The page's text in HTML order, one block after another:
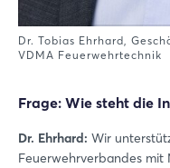
Dr. Tobias Ehrhard,
VDMA Feuerwehrtechnik
Frage: Wie steht die
Dr. Ehrhard: Wir
Feuerwehrverbandes mit